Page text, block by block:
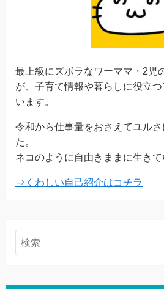
最上級にズボラなワーママ・2児
が、子育て情報や暮らしに役立
います。
令和から仕事量をおさえてユル
た。
ネコのように自由きままに生きて
⇒くわしい自己紹介はコチラ